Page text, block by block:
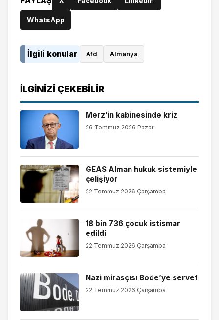
WhatsApp
İlgili konular Afd Almanya
İLGINIZI ÇEKEBILIR
Merz’in kabinesinde kriz
26 Temmuz 2026 Pazar
GEAS Alman hukuk sistemiyle
çelişiyor
22 Temmuz 2026 Çarşamba
18 bin 736 çocuk istismar
edildi
22 Temmuz 2026 Çarşamba
Nazi mirasçısı Bode’ye servet
22 Temmuz 2026 Çarşamba